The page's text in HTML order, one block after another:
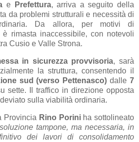
e Prefettura, arriva a seguito della
da problemi strutturali e necessità di
Da allora, per motivi di
rimasta inaccessibile, con notevoli
Cusio e Valle Strona.
in sicurezza provvisoria, sarà
la struttura, consentendo il
sud (verso Pettenasco) dalle 7
sette. Il traffico in direzione opposta
sulla viabilità ordinaria.
Provincia Rino Poriniha sottolineato
tampone, ma necessaria, in
dei lavori di consolidamento